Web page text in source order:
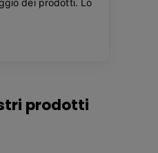
prodotti